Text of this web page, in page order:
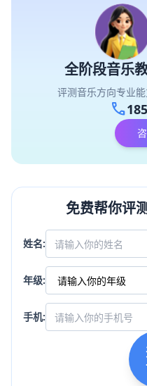
全阶段音乐
评测音乐方向专业
call
免费帮你评
姓名:
年级:
手机: